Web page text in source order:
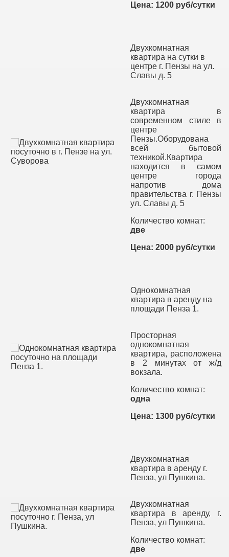
Цена: 1200 руб/сутки
Двухкомнатная
квартира на сутки в
центре г. Пензы на ул.
Славы д. 5
Двухкомнатная
квартира в
современном стиле в
центре
Пензы.Оборудована
всей бытовой
техникой.Квартира
находится в самом
центре города
напротив дома
правительства г. Пензы
ул. Славы д. 5
Количество комнат:
две
Цена: 2000 руб/сутки
Однокомнатная
квартира в аренду на
площади Пенза 1.
Просторная
однокомнатная
квартира, расположена
в 2 минутах от ж/д
вокзала.
Количество комнат:
одна
Цена: 1300 руб/сутки
Двухкомнатная
квартира в аренду г.
Пенза, ул Пушкина.
Двухкомнатная
квартира в аренду, г.
Пенза, ул Пушкина.
Количество комнат:
две